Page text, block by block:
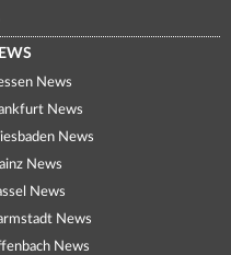
News
News
News
News
News
News
News